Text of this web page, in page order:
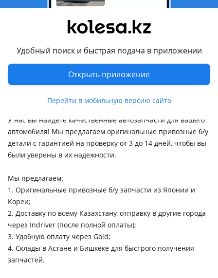
Удобный поиск и быстрая подача в приложении
Открыть приложение
Перейти в мобильную версию сайта
Комментарий продавца
Продаем стекло багажника Toyota Land Cruiser Prado J120
Уточняйте у наших менеджеров:
* актуальность цен;
* комплектность;
* наличие товара на складе.
У нас вы найдете качественные автозапчасти для вашего
автомобиля! Мы предлагаем оригинальные привозные б/у
детали с гарантией на проверку от 3 до 14 дней, чтобы вы
были уверены в их надежности.
Мы предлагаем:
1. Оригинальные привозные б/у запчасти из Японии и
Кореи;
2. Доставку по всему Казахстану, отправку в другие города
через Indriver (после полной оплаты);
3. Удобную оплату через Gold;
4. Склады в Астане и Бишкеке для быстрого получения
запчастей.